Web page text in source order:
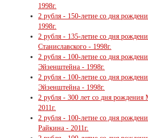
1998г.
2 рубля - 150-летие со дня
1998г.
2 рубля - 135-летие со дня
Станиславского - 1998г.
2 рубля - 100-летие со дня
Эйзенштейна - 1998г.
2 рубля - 100-летие со дня
Эйзенштейна - 1998г.
2 рубля - 300 лет со дня
2011г.
2 рубля - 100-летие со дня
Райкина - 2011г.